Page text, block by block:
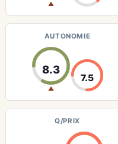
▲
AUTONOMIE
8.3
▲
7.5
Q/PRIX